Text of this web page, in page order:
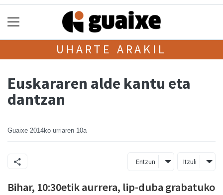
UHARTE ARAKIL
Euskararen alde kantu eta
dantzan
Guaixe 2014ko urriaren 10a
Entzun Itzuli
Bihar, 10:30etik aurrera, lip-duba grabatuko